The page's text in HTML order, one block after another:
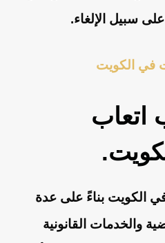
سبيل الإلغاء.
في الكويت
اتعاب
الكويت بناءً على عدة
والخدمات القانونية